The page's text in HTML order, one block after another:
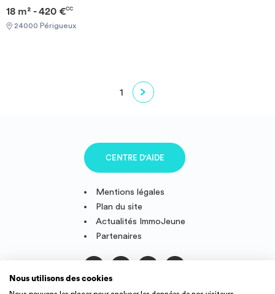
18 m² - 420 €CC
24000 Périgueux
1
Mentions légales
Plan du site
Actualités ImmoJeune
Partenaires
CENTRE D'AIDE
Nous utilisons des cookies